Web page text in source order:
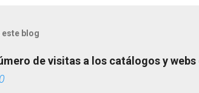
este blog
de visitas a los catálogos y